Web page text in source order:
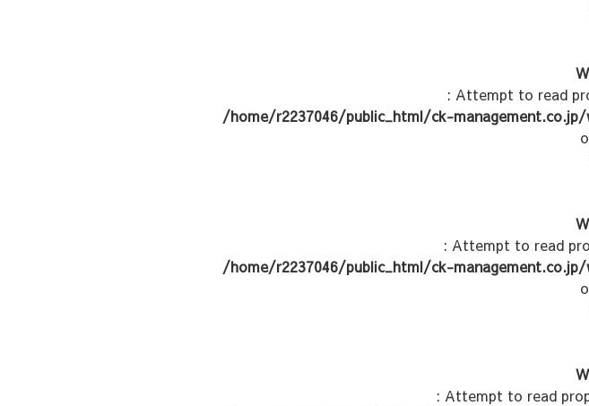
: Attempt to read
/home/r2237046/public_html/ck-
: Attempt to read
/home/r2237046/public_html/ck-
: Attempt to read